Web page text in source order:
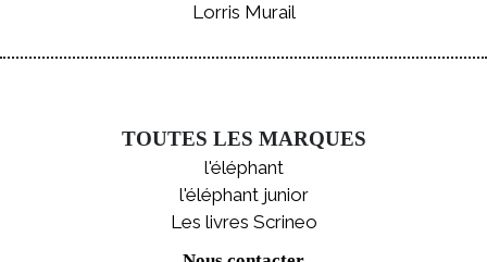
Lorris Murail
TOUTES LES MARQUES
l'éléphant
l'éléphant junior
Les livres Scrineo